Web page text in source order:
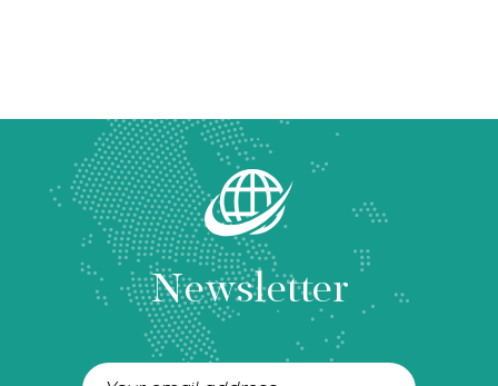
Newsletter